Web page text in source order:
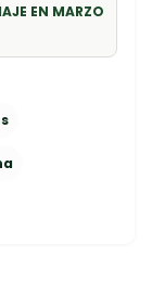
EN MARZO